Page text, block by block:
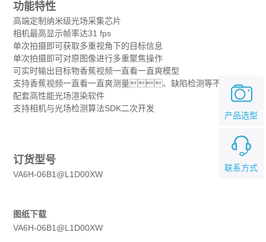
功能特性
高端定制纳米级光场采集芯片
相机最高显示帧率达31 fps
单次拍摄即可获取多重视角下的目标信息
单次拍摄即可对原图像进行多重聚焦操作
可实时输出目标物香蕉视频一直看一直爽模型
支持香蕉视频一直看一直爽测量、缺陷检测等不同需求
配套高性能光场渲染软件
支持相机与光场检测算法SDK二次开发
订货型号
VA6H-06B1@L1D00XW
图纸下载
VA6H-06B1@L1D00XW
联系方式
产品选型